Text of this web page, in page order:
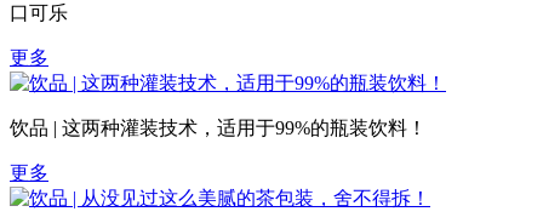
口可乐
更多
饮品 | 这两种灌装技术，适用于99%的瓶装饮料！
更多